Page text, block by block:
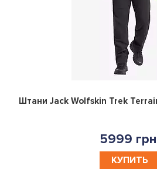
Штани Jack Wolfskin Trek
5999
КУПИТЬ